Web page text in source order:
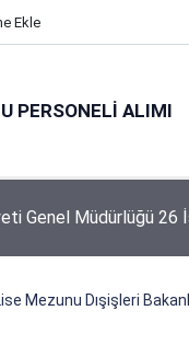
Ekle
PERSONELI ALIMI
Genel Müdürlüğü 26
Mezunu Dışişleri